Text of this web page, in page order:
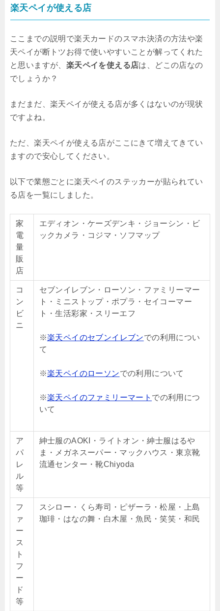
楽天ペイが使える店
ここまでの説明で楽天カードのスマホ決済の方法や楽
天ペイが断トツお得で使いやすいことが解ってくれた
と思いますが、 楽天ペイを使える店は、どこの店なの
でしょうか？
まだまだ、楽天ペイが使える店が多くはないのが現状
ですよね。
ただ、楽天ペイが使える店がここにきて増えてきてい
ますので安心してください。
以下で業態ごとに楽天ペイのステッカーが貼られてい
る店を一覧にしました。
家
電
量
販
店
エディオン・ケーズデンキ・ジョーシン・ビ
ックカメラ・コジマ・ソフマップ
コ
ン
ビ
ニ
セブンイレブン・ローソン・ファミリーマー
ト・ミニストップ・ポプラ・セイコーマー
ト・生活彩家・スリーエフ
※楽天ペイのセブンイレブンでの利用につい
て
※楽天ペイのローソンでの利用について
※楽天ペイのファミリーマート での利用につ
いて
ア
パ
レ
ル
等
紳士服のAOKI・ライトオン・紳士服はるや
ま・メガネスーパー・マックハウス・東京靴
流通センター・靴Chiyoda
フ
ァ
ー
ス
ト
フ
ー
ド
等
スシロー・くら寿司・ピザーラ・松屋・上島
珈琲・はなの舞・白木屋・魚民・笑笑・和民